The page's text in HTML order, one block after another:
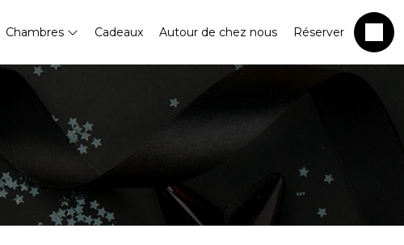
Chambres Cadeaux Autour de chez nous Réserver